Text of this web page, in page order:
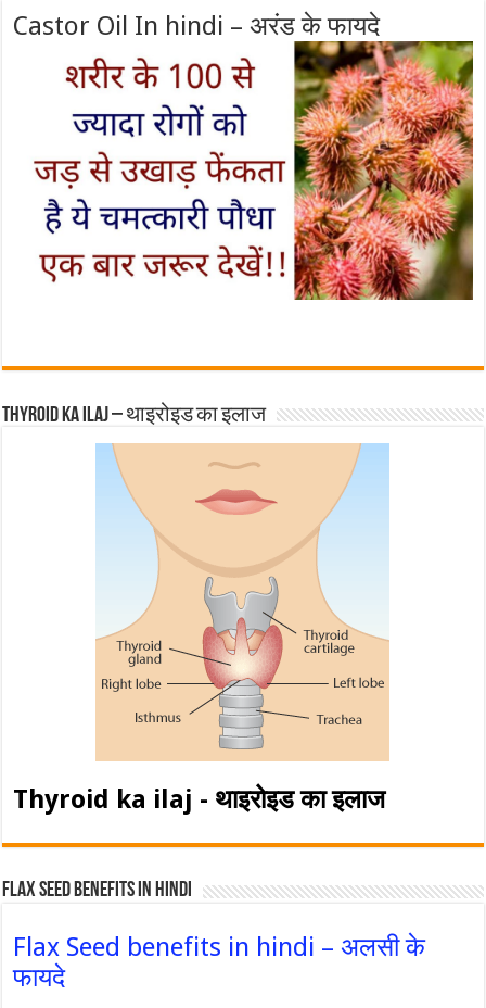
Castor Oil In hindi – अरंड के फायदे
Thyroid ka ilaj – थाइरोइड का इलाज
Thyroid ka ilaj - थाइरोइड का इलाज
Flax Seed Benefits in hindi
Flax Seed benefits in hindi – अलसी के
फायदे